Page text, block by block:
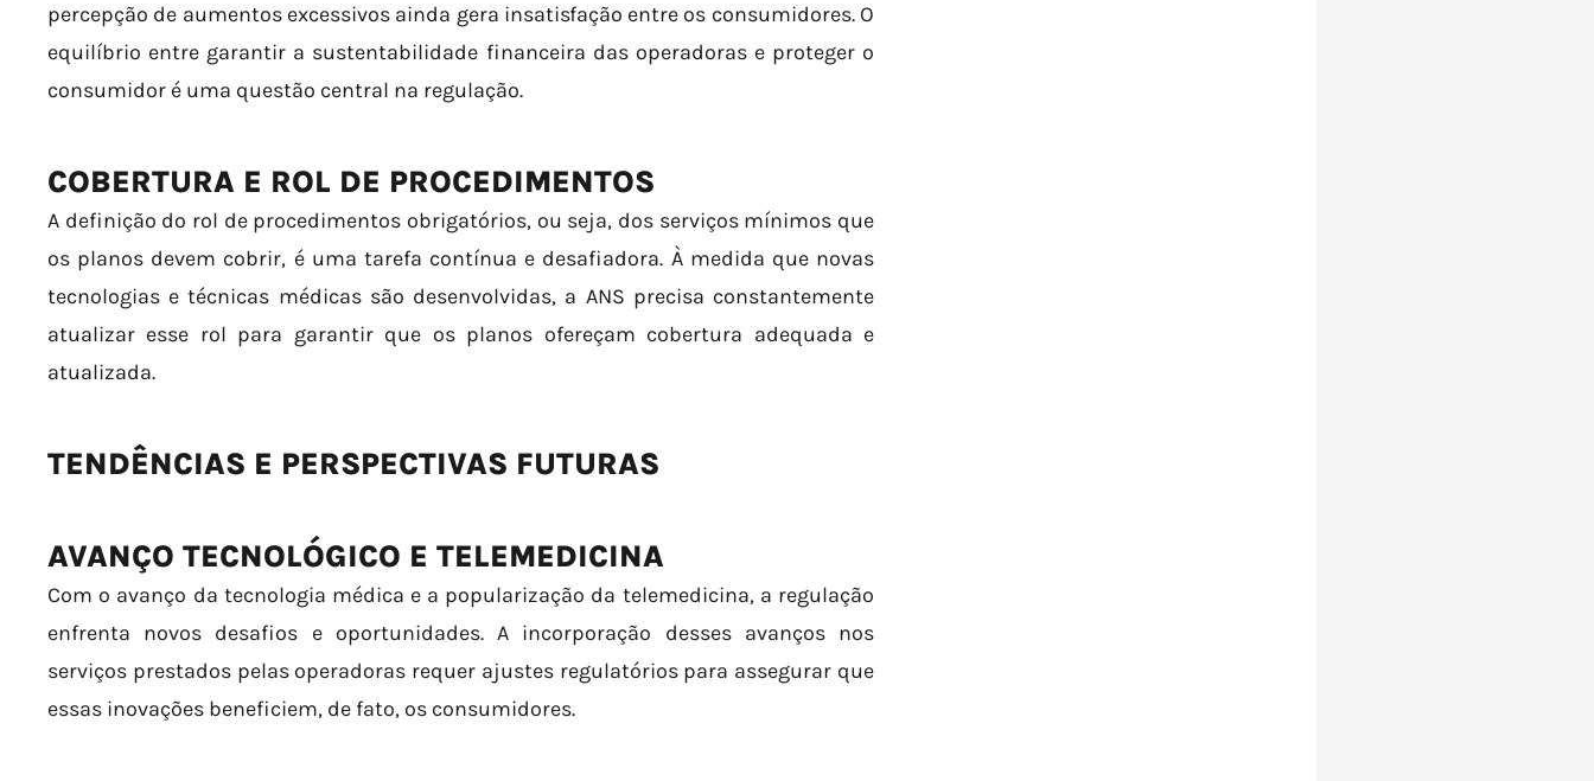
percepção de aumentos excessivos ainda gera insatisfação entre os consumidores. O
equilíbrio entre garantir a sustentabilidade financeira das operadoras e proteger o
consumidor é uma questão central na regulação.
COBERTURA E ROL DE PROCEDIMENTOS
A definição do rol de procedimentos obrigatórios, ou seja, dos serviços mínimos que
os planos devem cobrir, é uma tarefa contínua e desafiadora. À medida que novas
tecnologias e técnicas médicas são desenvolvidas, a ANS precisa constantemente
atualizar esse rol para garantir que os planos ofereçam cobertura adequada e
atualizada.
TENDÊNCIAS E PERSPECTIVAS FUTURAS
AVANÇO TECNOLÓGICO E TELEMEDICINA
Com o avanço da tecnologia médica e a popularização da telemedicina, a regulação
enfrenta novos desafios e oportunidades. A incorporação desses avanços nos
serviços prestados pelas operadoras requer ajustes regulatórios para assegurar que
essas inovações beneficiem, de fato, os consumidores.